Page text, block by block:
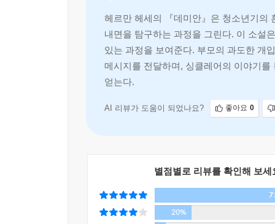
헤르만 헤세의 『데미안』은 청소년기의
내면을 탐구하는 과정을 그린다. 이 소설
있는 과정을 보여준다. 부모의 과도한 개
메시지를 전달하며, 싱클레어의 이야기
얻는다.
AI 리뷰가 도움이 되었나요? 좋아요 0
별점별로 리뷰를 확인해 보세
20%